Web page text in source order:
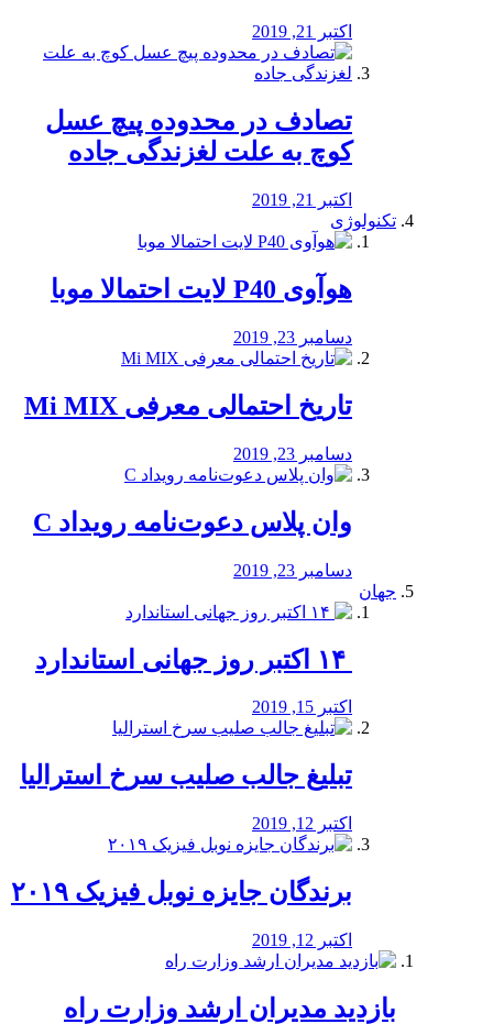
اکتبر 21, 2019
تصادف در محدوده پیچ عسل
کوچ به علت لغزندگی جاده
اکتبر 21, 2019
تکنولوژی
هوآوی P40 لایت احتمالا موبا
دسامبر 23, 2019
تاریخ احتمالی معرفی Mi MIX
دسامبر 23, 2019
وان پلاس دعوت‌نامه رویداد C
دسامبر 23, 2019
جهان
اکتبر 15, 2019
تبلیغ جالب صلیب سرخ استرالیا
اکتبر 12, 2019
برندگان جایزه نوبل فیزیک ۲۰۱۹
اکتبر 12, 2019
بازدید مدیران ارشد وزارت راه